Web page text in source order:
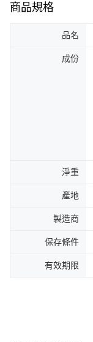
商品規格
品名
成份
淨重
產地
製造商
保存條件
有效期限